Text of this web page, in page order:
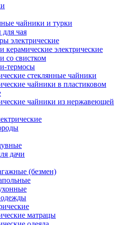
чайники и турки
чая
электрические
керамические электрические
со свистком
термосы
стеклянные чайники
чайники в пластиковом
чайники из нержавеющей
дачи
(безмен)
матрацы